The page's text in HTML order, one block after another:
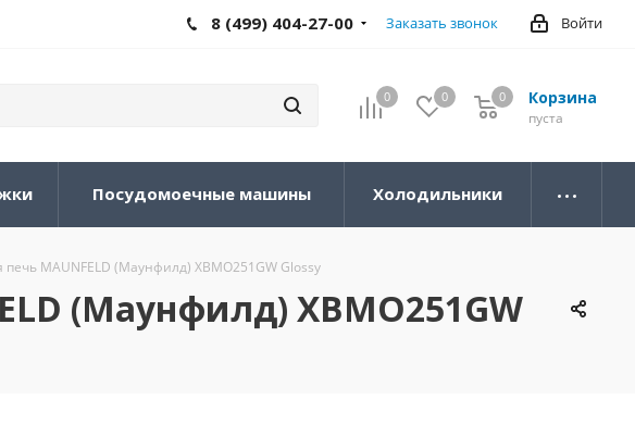
Войти
8 (499) 404-27-00 Заказать звонок
0 0 Корзина
0
пуста
0
Посудомоечные машины Холодильники
MAUNFELD (Маунфилд) XBMO251GW Glossy
(Маунфилд) XBMO251GW